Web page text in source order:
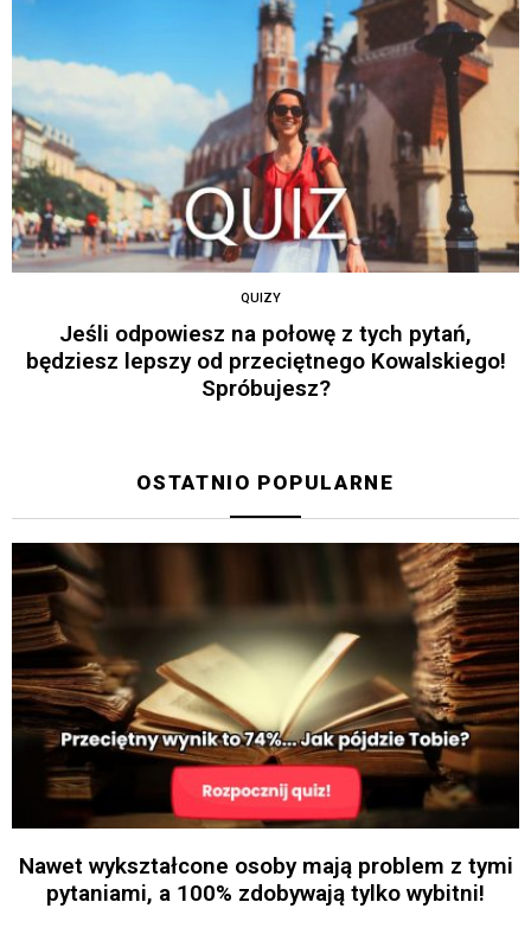
QUIZY
Jeśli odpowiesz na połowę z tych pytań,
będziesz lepszy od przeciętnego Kowalskiego!
Spróbujesz?
OSTATNIO POPULARNE
Nawet wykształcone osoby mają problem z tymi
pytaniami, a 100% zdobywają tylko wybitni!